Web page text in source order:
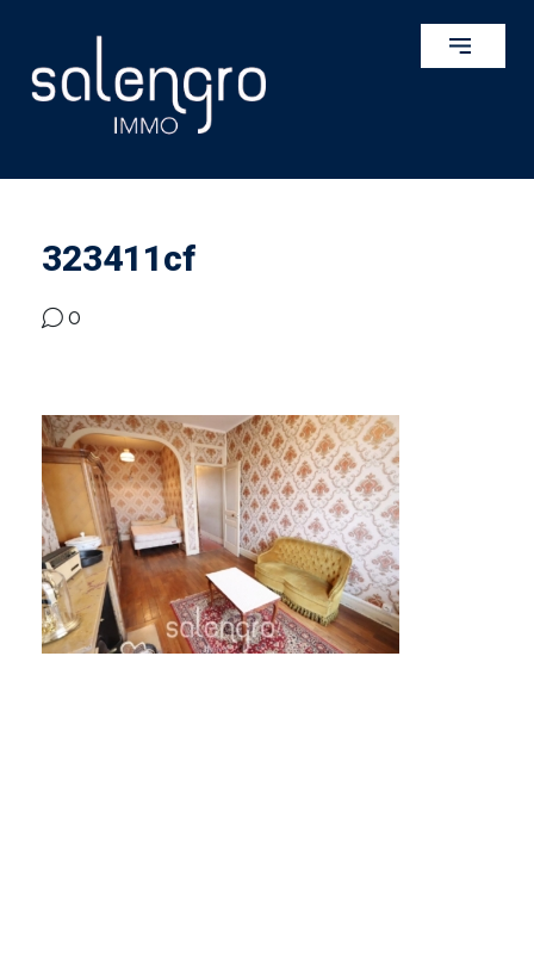
323411cf
0